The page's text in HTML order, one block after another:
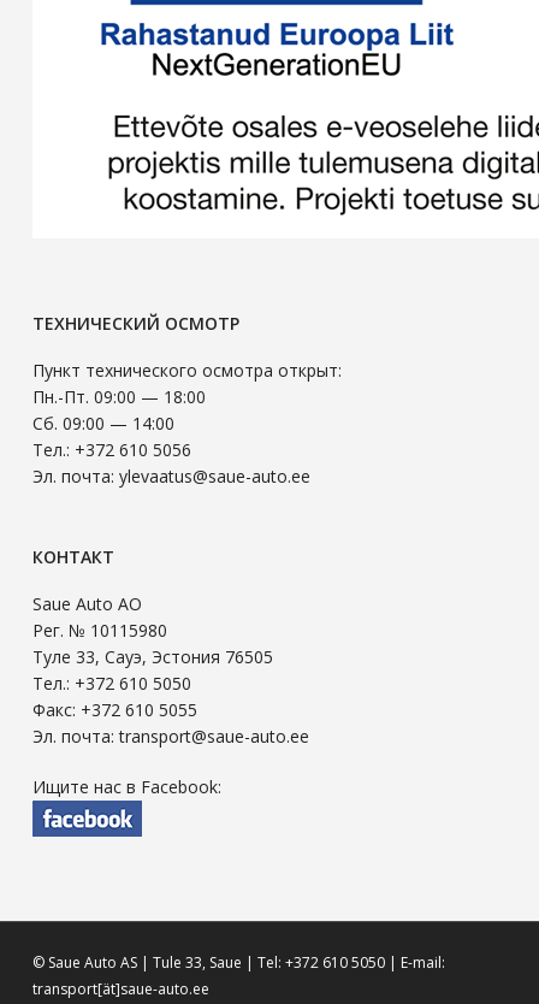
ТЕХНИЧЕСКИЙ ОСМОТР
Пункт технического осмотра открыт:
Пн.-Пт. 09:00 — 18:00
Сб. 09:00 — 14:00
Тел.: +372 610 5056
Эл. почта: ylevaatus@saue-auto.ee
КОНТАКТ
Saue Auto АО
Рег. № 10115980
Туле 33, Сауэ, Эстония 76505
Тел.: +372 610 5050
Факс: +372 610 5055
Эл. почта: transport@saue-auto.ee
Ищите нас в Facebook:
© Saue Auto AS | Tule 33, Saue | Tel: +372 610 5050 | E-mail:
transport[ät]saue-auto.ee